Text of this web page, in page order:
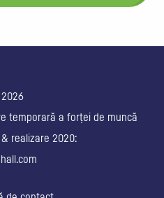
temporară a forței de muncă
realizare 2020: